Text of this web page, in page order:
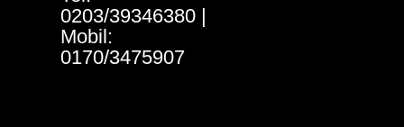
0203/39346380 |
Mobil:
0170/3475907